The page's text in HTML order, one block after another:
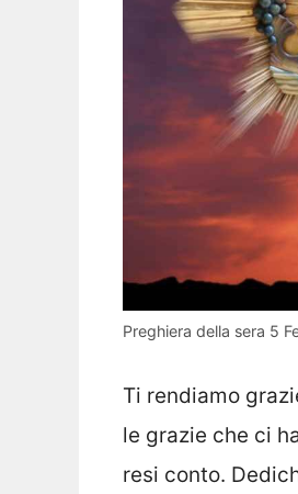
Preghiera della sera 5
Ti rendiamo
le grazie che ci
resi conto.